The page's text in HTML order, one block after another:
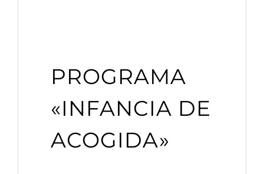
PROGRAMA
«INFANCIA DE
ACOGIDA»